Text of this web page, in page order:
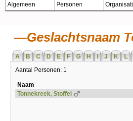
Algemeen Personen
Geslachtsnaam
A B C D E F G H J K L
Aantal Personen: 1
Naam
Tonnekreek, Stoffel